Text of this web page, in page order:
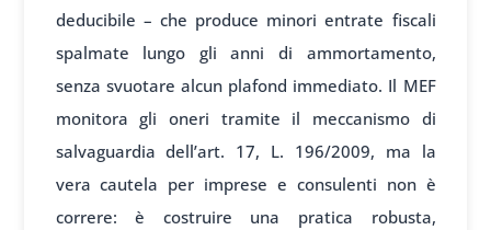
deducibile – che produce minori entrate fiscali
spalmate lungo gli anni di ammortamento,
senza svuotare alcun plafond immediato. Il MEF
monitora gli oneri tramite il meccanismo di
salvaguardia dell’art. 17, L. 196/2009, ma la
vera cautela per imprese e consulenti non è
correre: è costruire una pratica robusta,